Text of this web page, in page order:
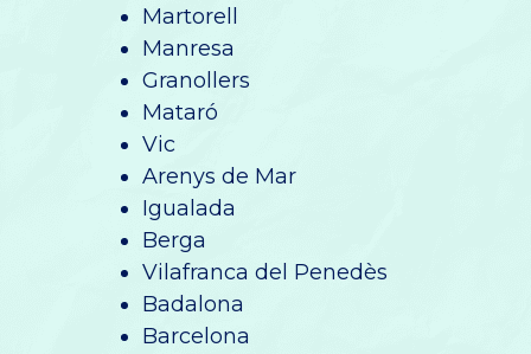
Martorell
Manresa
Granollers
Mataró
Vic
Arenys de Mar
Igualada
Berga
Vilafranca del Penedès
Badalona
Barcelona